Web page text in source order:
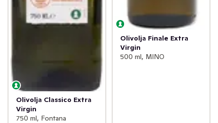
Olivolja Classico Extra
Virgin
750 ml, Fontana
Olivolja Finale Extra
Virgin
500 ml, MINO